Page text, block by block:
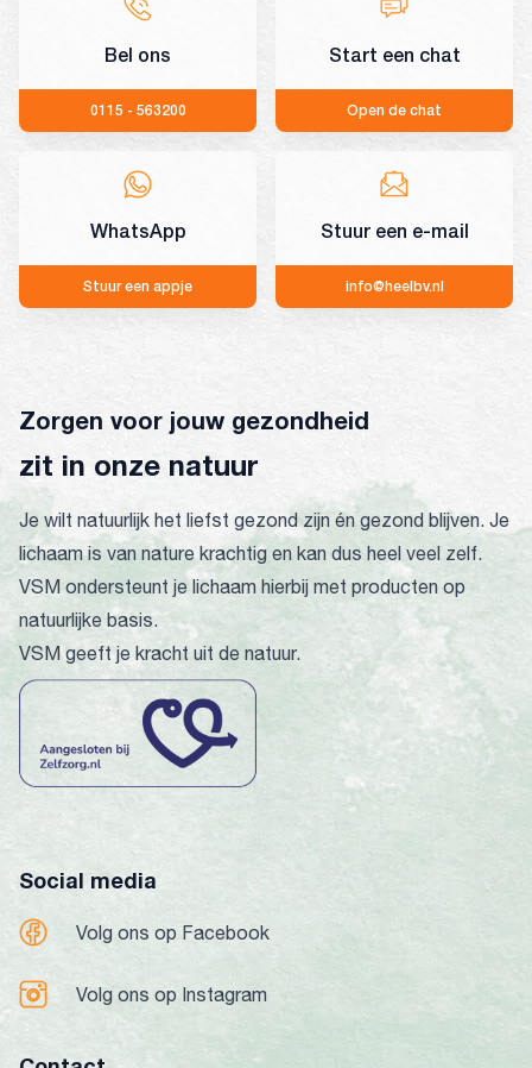
Bel ons
0115 - 563200
Start een chat
Open de chat
WhatsApp
Stuur een appje
Stuur een e-mail
info@heelbv.nl
Zorgen voor jouw gezondheid
zit in onze natuur
Je wilt natuurlijk het liefst gezond zijn én gezond blijven. Je
lichaam is van nature krachtig en kan dus heel veel zelf.
VSM ondersteunt je lichaam hierbij met producten op
natuurlijke basis.
VSM geeft je kracht uit de natuur.
Social media
Volg ons op Facebook
Volg ons op Instagram